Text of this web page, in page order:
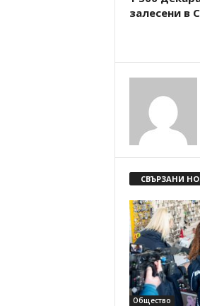
залесени в
СВЪРЗАНИ
Общество